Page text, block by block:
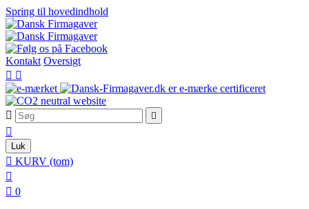
Spring til hovedindhold
Kontakt Oversigt
 
 

Luk
 KURV (tom)

 0